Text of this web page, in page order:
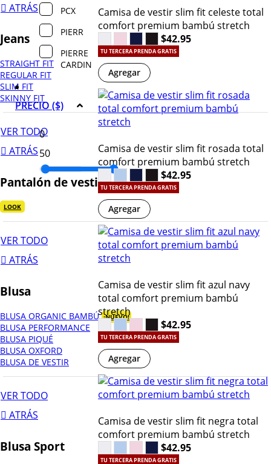
ATRÁS
Jeans
STRAIGHT FIT
REGULAR FIT
SLIM FIT
SKINNY FIT
VER TODO
ATRÁS
Pantalón de vestir
LOOK
VER TODO
ATRÁS
Blusa
BLUSA ORGANIC BAMBÚ ¡NUEVO!
BLUSA PERFORMANCE
BLUSA PIQUÉ
BLUSA OXFORD
BLUSA DE VESTIR
VER TODO
ATRÁS
Blusa Sport
PCX
PIERR
PIERRE
CARDIN
PRECIO ($)
Camisa de vestir slim fit celeste total
comfort premium bambú stretch
$42.95
TU TERCERA PRENDA GRATIS
Agregar
Camisa de vestir slim fit rosada total
comfort premium bambú stretch
$42.95
TU TERCERA PRENDA GRATIS
Agregar
Camisa de vestir slim fit azul navy
total comfort premium bambú
stretch
$42.95
TU TERCERA PRENDA GRATIS
Agregar
Camisa de vestir slim fit negra total
comfort premium bambú stretch
$42.95
TU TERCERA PRENDA GRATIS